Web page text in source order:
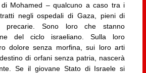
Mohamed – qualcuno a caso tra i
negli ospedali di Gaza, pieni di
precarie. Sono loro che stanno
del ciclo israeliano. Sulla loro
dolore senza morfina, sui loro arti
di orfani senza patria, nascerà
Se il giovane Stato di Israele si